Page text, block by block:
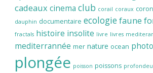
cadeaux cinema club corail coraux
dauphin documentaire ecologiefaune
fractals histoire insolite livre livres
mediterrannée mer nature ocean photo
plongée poisson poissons